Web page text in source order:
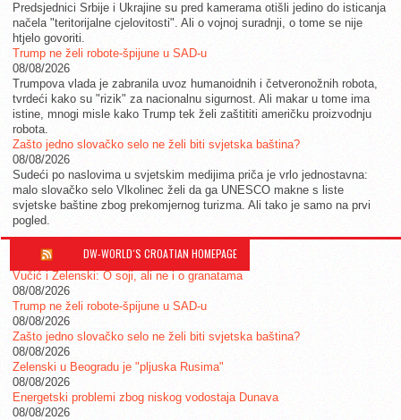
Predsjednici Srbije i Ukrajine su pred kamerama otišli jedino do isticanja
načela "teritorijalne cjelovitosti". Ali o vojnoj suradnji, o tome se nije
htjelo govoriti.
Trump ne želi robote-špijune u SAD-u
08/08/2026
Trumpova vlada je zabranila uvoz humanoidnih i četveronožnih robota,
tvrdeći kako su "rizik" za nacionalnu sigurnost. Ali makar u tome ima
istine, mnogi misle kako Trump tek želi zaštititi američku proizvodnju
robota.
Zašto jedno slovačko selo ne želi biti svjetska baština?
08/08/2026
Sudeći po naslovima u svjetskim medijima priča je vrlo jednostavna:
malo slovačko selo Vlkolinec želi da ga UNESCO makne s liste
svjetske baštine zbog prekomjernog turizma. Ali tako je samo na prvi
pogled.
DW-WORLD´S CROATIAN HOMEPAGE
Vučić i Zelenski: O soji, ali ne i o granatama
08/08/2026
Trump ne želi robote-špijune u SAD-u
08/08/2026
Zašto jedno slovačko selo ne želi biti svjetska baština?
08/08/2026
Zelenski u Beogradu je "pljuska Rusima"
08/08/2026
Energetski problemi zbog niskog vodostaja Dunava
08/08/2026